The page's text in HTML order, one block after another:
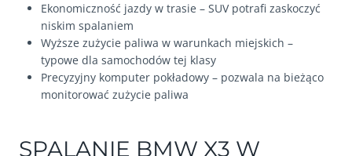
Ekonomiczność jazdy w trasie – SUV potrafi zaskoczyć
niskim spalaniem
Wyższe zużycie paliwa w warunkach miejskich –
typowe dla samochodów tej klasy
Precyzyjny komputer pokładowy – pozwala na bieżąco
monitorować zużycie paliwa
SPALANIE BMW X3 W